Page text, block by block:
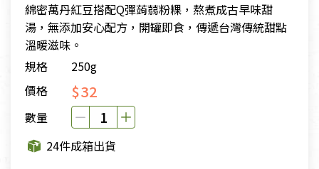
綿密萬丹紅豆搭配Q彈蒟蒻粉粿，熬煮成古早味甜
湯，無添加安心配方，開罐即食，傳遞台灣傳統甜點
溫暖滋味。
規格
250g
價格
$32
數量
24件成箱出貨